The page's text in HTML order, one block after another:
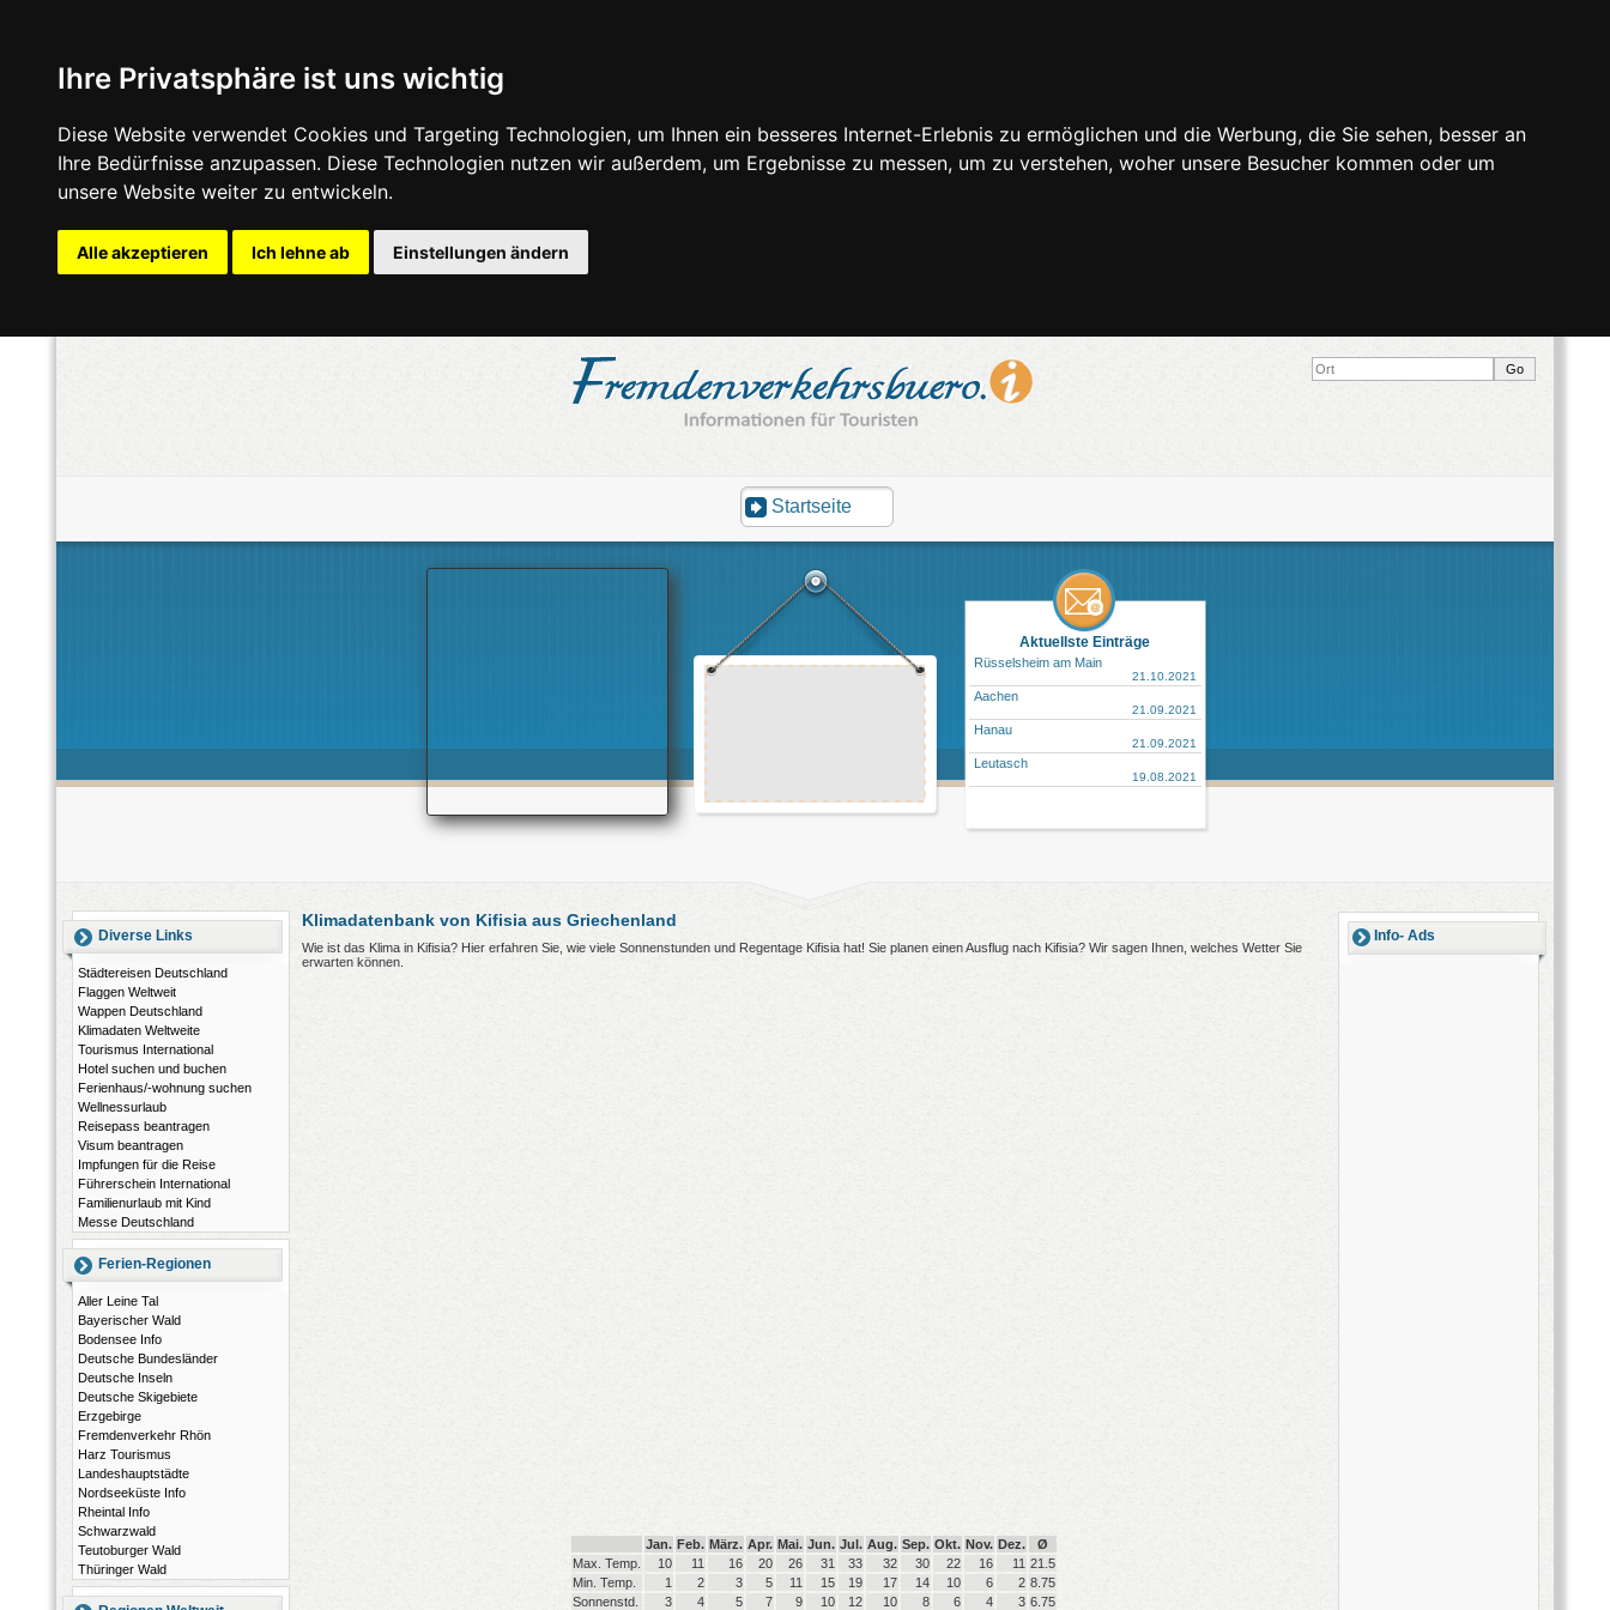
Ihre Privatsphäre ist uns wichtig
Diese Website verwendet Cookies und Targeting Technologien, um Ihnen ein besseres Internet-Erlebnis zu ermöglichen und die Werbung, die Sie sehen, besser an
Ihre Bedürfnisse anzupassen. Diese Technologien nutzen wir außerdem, um Ergebnisse zu messen, um zu verstehen, woher unsere Besucher kommen oder um
unsere Website weiter zu entwickeln.
Alle akzeptieren Ich lehne ab Einstellungen ändern
Startseite
Aktuellste Einträge
Rüsselsheim am Main
21.10.2021
Aachen
21.09.2021
Hanau
21.09.2021
Leutasch
19.08.2021
Diverse Links
Städtereisen Deutschland
Flaggen Weltweit
Wappen Deutschland
Klimadaten Weltweite
Tourismus International
Hotel suchen und buchen
Ferienhaus/-wohnung suchen
Wellnessurlaub
Reisepass beantragen
Visum beantragen
Impfungen für die Reise
Führerschein International
Familienurlaub mit Kind
Messe Deutschland
Ferien-Regionen
Aller Leine Tal
Bayerischer Wald
Bodensee Info
Deutsche Bundesländer
Deutsche Inseln
Deutsche Skigebiete
Erzgebirge
Fremdenverkehr Rhön
Harz Tourismus
Landeshauptstädte
Nordseeküste Info
Rheintal Info
Schwarzwald
Teutoburger Wald
Thüringer Wald
Info- Ads
Klimadatenbank von Kifisia aus Griechenland
Wie ist das Klima in Kifisia? Hier erfahren Sie, wie viele Sonnenstunden und Regentage Kifisia hat! Sie planen einen Ausflug nach Kifisia? Wir sagen Ihnen, welches Wetter Sie
erwarten können.
Jan. Feb. März. Apr. Mai. Jun. Jul. Aug. Sep. Okt. Nov. Dez.
Ø
Max. Temp.
10 11 16 20 26 31 33 32 30 22 16 11 21.5
Min. Temp.
1 2 3 5 11 15 19 17 14 10 6 2 8.75
Sonnenstd.
3 4 5 7 9 10 12 10 8 6 4 3 6.75